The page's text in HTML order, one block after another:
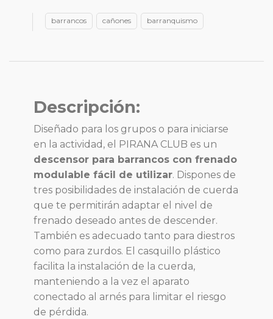
barrancos cañones barranquismo
Descripción:
Diseñado para los grupos o para iniciarse
en la actividad, el PIRANA CLUB es un
descensor para barrancos con frenado
modulable fácil de utilizar. Dispones de
tres posibilidades de instalación de cuerda
que te permitirán adaptar el nivel de
frenado deseado antes de descender.
También es adecuado tanto para diestros
como para zurdos. El casquillo plástico
facilita la instalación de la cuerda,
manteniendo a la vez el aparato
conectado al arnés para limitar el riesgo
de pérdida.